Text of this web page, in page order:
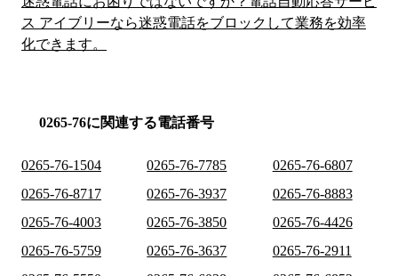
ス アイブリーなら迷惑電話をブロックして業務を効率
化できます。
0265-76に関連する電話番号
0265-76-1504 0265-76-7785
0265-76-6807
0265-76-8717
0265-76-3937
0265-76-8883
0265-76-4003
0265-76-3850
0265-76-4426
0265-76-5759
0265-76-3637
0265-76-2911